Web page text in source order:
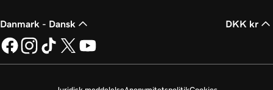
Danmark - Dansk DKK kr